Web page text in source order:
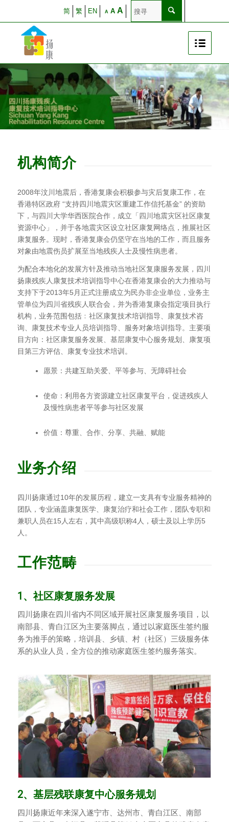
简 繁 EN A A A
机构简介
2008年汶川地震后，香港复康会积极参与灾后复康工作，在
香港特区政府 “支持四川地震灾区重建工作信托基金” 的资助
下，与四川大学华西医院合作，成立「四川地震灾区社区康复
资源中心」，并于各地震灾区设立社区康复网络点，推展社区
康复服务。现时，香港复康会仍坚守在当地的工作，而且服务
对象由地震伤员扩展至当地残疾人士及慢性病患者。
为配合本地化的发展方针及推动当地社区复康服务发展，四川
扬康残疾人康复技术培训指导中心在香港复康会的大力推动与
支持下于2013年5月正式注册成立为民办非企业单位，业务主
管单位为四川省残疾人联合会，并为香港复康会指定项目执行
机构，业务范围包括﹕社区康复技术培训指导、康复技术咨
询、康复技术专业人员培训指导、 服务对象培训指导。主要项
目方向：社区康复服务发展、基层康复中心服务规划、康复项
目第三方评估、康复专业技术培训。
愿景：共建互助关爱、平等参与、无障碍社会
使命：利用各方资源建立社区康复平台，促进残疾人
及慢性病患者平等参与社区发展
价值：尊重、合作、分享、共融、赋能
业务介绍
四川扬康通过10年的发展历程，建立一支具有专业服务精神的
团队，专业涵盖康复医学、康复治疗和社会工作，团队专职和
兼职人员在15人左右，其中高级职称4人，硕士及以上学历5
人。
工作范畴
1、社区康复服务发展
四川扬康在四川省内不同区域开展社区康复服务项目，以
南部县、青白江区为主要落脚点，通过以家庭医生签约服
务为推手的策略，培训县、乡镇、村（社区）三级服务体
系的从业人员，全方位的推动家庭医生签约服务落实。
2、基层残联康复中心服务规划
四川扬康近年来深入遂宁市、达州市、青白江区、南部